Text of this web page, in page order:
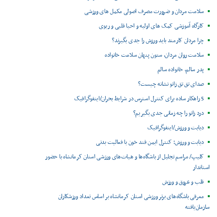
سلامت مردان و ضرورت مصرف اصولی مکمل های ورزشی
کارگاه آموزشی کمک های اولیه و احیا قلبی و ریوی
چرا مردان کارمند باید ورزش را جدی بگیرند؟
سلامت روان مردان، ستون پنهان سلامت خانواده
پدر سالم، خانواده سالم
صدای تق تق زانو نشانه چیست؟
5 راهکار ساده برای کنترل استرس در شرایط بحران/اینفوگرافیک
درد زانو را چه زمانی جدی بگیریم؟
دیابت و ورزش/اینفوگرافیک
دیابت و ورزش؛ کنترل ایمن قند خون با فعالیت بدنی
کلیپ/ مراسم تجلیل از باشگاه‌ها و هیات‌های ورزشی استان کرمانشاه با حضور
استاندار
قلب و عروق و ورزش
معرفی باشگاه‌های برتر ورزشی استان کرمانشاه بر اساس تعداد ورزشکاران
سازمان‌یافته